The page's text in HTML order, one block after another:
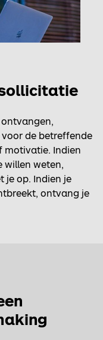
de betreffende
motivatie. Indien
willen weten,
je op. Indien je
ontvang je